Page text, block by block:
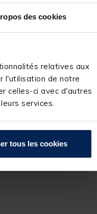
des cookies
relatives aux
l'utilisation de notre
celles-ci avec d'autres
services.
tous les cookies